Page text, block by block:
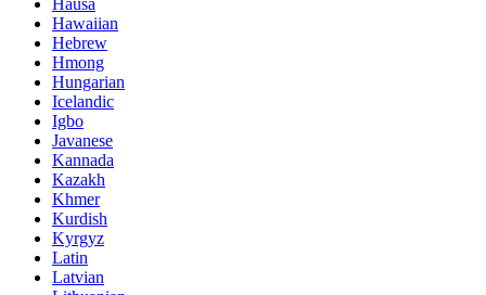
Hausa
Hawaiian
Hebrew
Hmong
Hungarian
Icelandic
Igbo
Javanese
Kannada
Kazakh
Khmer
Kurdish
Kyrgyz
Latin
Latvian